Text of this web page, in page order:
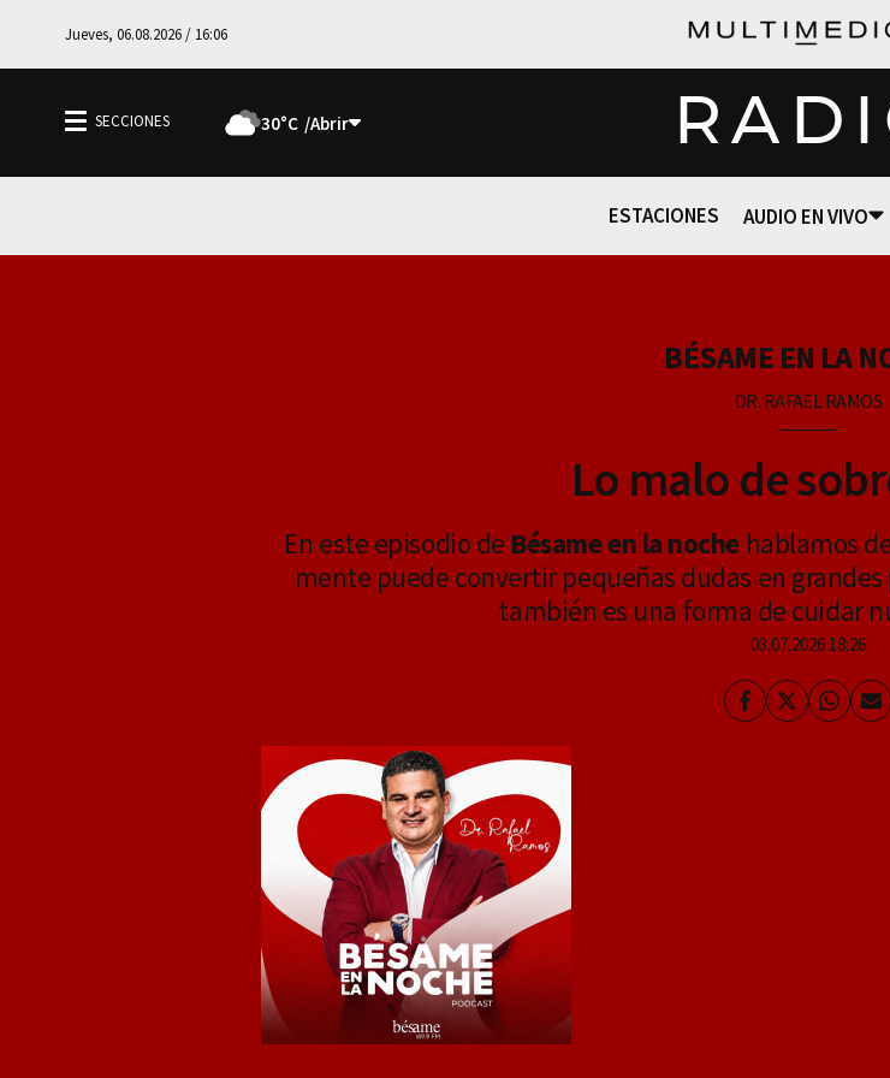
Jueves, 06.08.2026 / 16:06
30°C
ESTACIONES AUDIO EN VIVO
BÉSAME EN LA
DR. RAFAEL RAMOS
Lo malo de
En este episodio de Bésame en la noche hablamos
mente puede convertir pequeñas dudas en
también es una forma de cuidar
03.07.2026 18:26
Facebook
Twitter